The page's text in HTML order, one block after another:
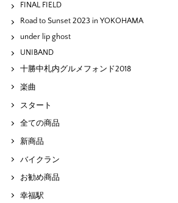
FINAL FIELD
Road to Sunset 2023 in YOKOHAMA
under lip ghost
UNIBAND
十勝中札内グルメフォンド2018
楽曲
スタート
全ての商品
新商品
バイクラン
お勧め商品
幸福駅